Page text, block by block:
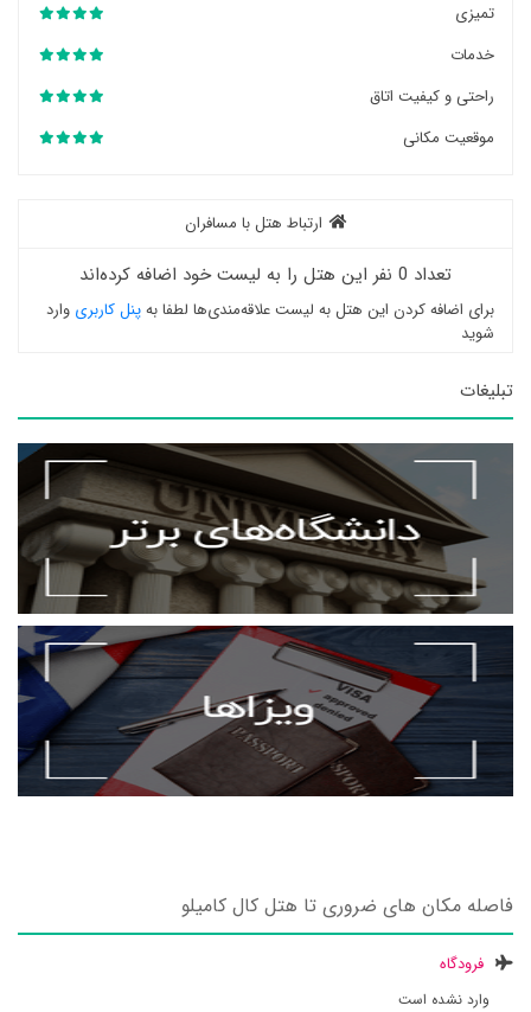
تمیزی
خدمات
راحتی و کیفیت اتاق
موقعیت مکانی
ارتباط هتل با مسافران
تعداد 0 نفر این هتل را به لیست خود اضافه کرده‌اند
برای اضافه کردن این هتل به لیست علاقه‌مندی‌ها لطفا بهپنل کاربری وارد
شوید
تبلیغات
فاصله مکان های ضروری تا هتل کال کامیلو
فرودگاه
وارد نشده است